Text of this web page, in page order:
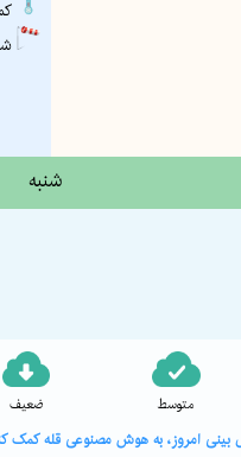
0 °C :کمینه دمای احساسی
شمالی
شنبه
ضعیف متوسط
بینی امروز، به هوش مصنوعی قله